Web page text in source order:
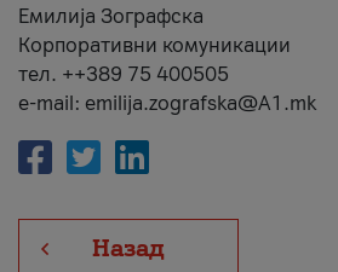
Емилија Зографска
Корпоративни комуникации
тел. ++389 75 400505
e-mail: emilija.zografska@A1.mk
Назад